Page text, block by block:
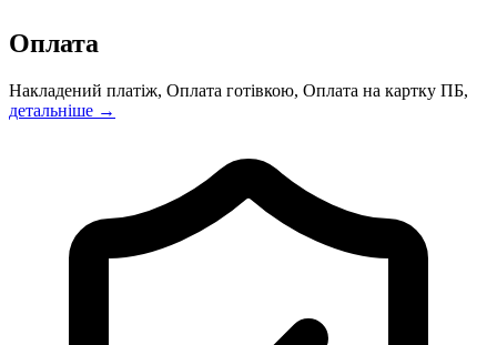
Оплата
Накладений платіж, Оплата готівкою, Оплата на картку ПБ,
детальніше →